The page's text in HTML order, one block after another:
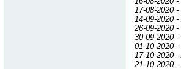
17-08-2020
14-09-2020
26-09-2020
30-09-2020
01-10-2020
17-10-2020
21-10-2020